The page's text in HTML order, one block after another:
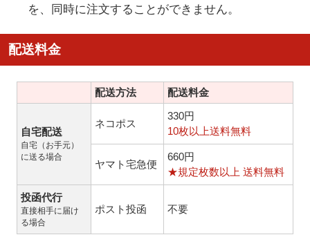
を、同時に注文することができません。
配送料金
配送方法 配送料金
自宅配送
自宅（お手元）
に送る場合
ネコポス
330円
10枚以上送料無料
ヤマト宅急便
660円
★規定枚数以上 送料無料
投函代行
直接相手に届け
る場合
ポスト投函 不要